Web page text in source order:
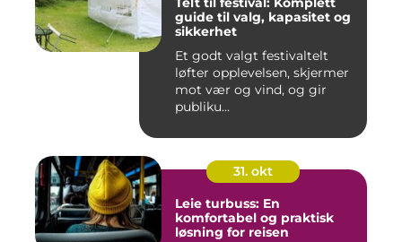
guide til valg, kapasitet og
sikkerhet
Et godt valgt festivaltelt
løfter opplevelsen, skjermer
mot vær og vind, og gir
publiku...
31. okt
Leie turbuss: En
komfortabel og praktisk
løsning for reisen